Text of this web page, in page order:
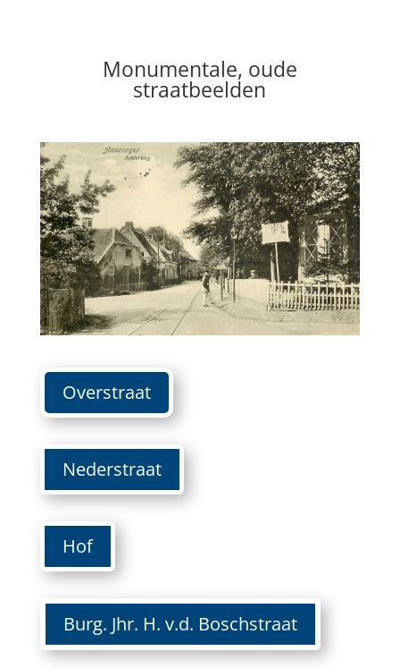
Monumentale, oude
straatbeelden
Overstraat
Nederstraat
Hof
Burg. Jhr. H. v.d. Boschstraat